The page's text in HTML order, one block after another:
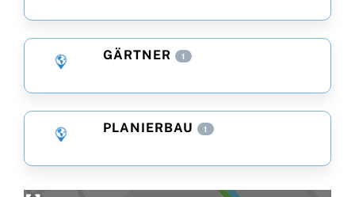
GÄRTNER 1
PLANIERBAU 1